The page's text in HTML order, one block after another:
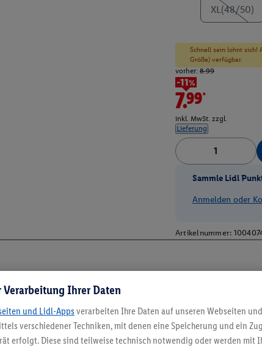
XL(48/50)
Schnell sein lohnt sich!
Größe) verfügbar.
vorher: 8.99
-11%
7.99*
inkl. MwSt. zzgl.
Lieferung
Sammle Lidl
Anmelden oder
Artikelnummer:
Ihrer Daten
und Lidl-Apps verarbeiten Ihre Daten auf unseren Webseiten
verschiedener Techniken, mit denen eine Speicherung und ein
erfolgt. Diese sind teilweise technisch notwendig oder werden mit